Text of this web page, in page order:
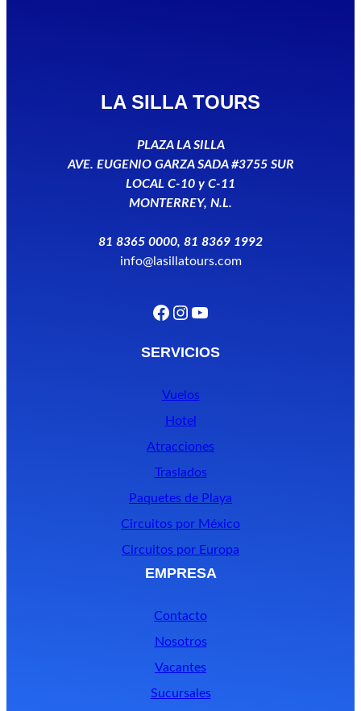
LA SILLA TOURS
PLAZA LA SILLA
AVE. EUGENIO GARZA SADA #3755 SUR
LOCAL C-10 y C-11
MONTERREY, N.L.
81 8365 0000, 81 8369 1992
info@lasillatours.com
Facebook Instagram YouTube
SERVICIOS
Vuelos
Hotel
Atracciones
Traslados
Paquetes de Playa
Circuitos por México
Circuitos por Europa
EMPRESA
Contacto
Nosotros
Vacantes
Sucursales